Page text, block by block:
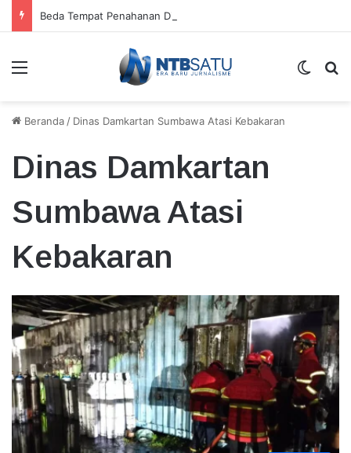
Menu
Beranda / Dinas Damkartan Sumbawa Atasi Kebakaran
Dinas Damkartan
Sumbawa Atasi
Kebakaran